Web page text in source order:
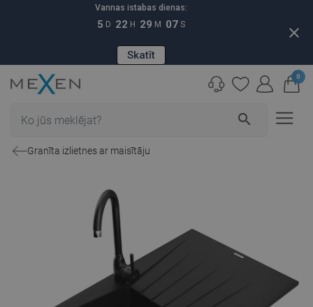
Vannas istabas dienas:
5 D 22 H 29 M 06 S
Skatīt
close
search
0
Granīta izlietnes ar maisītāju